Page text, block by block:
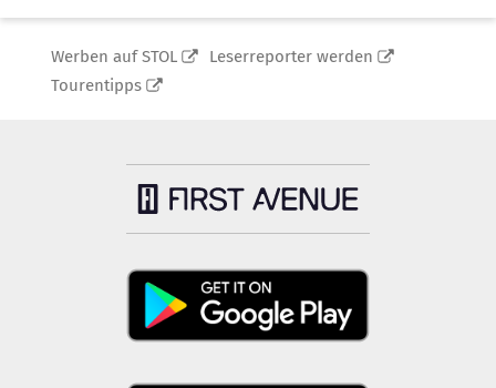
Werben auf STOL
Leserreporter werden
Tourentipps